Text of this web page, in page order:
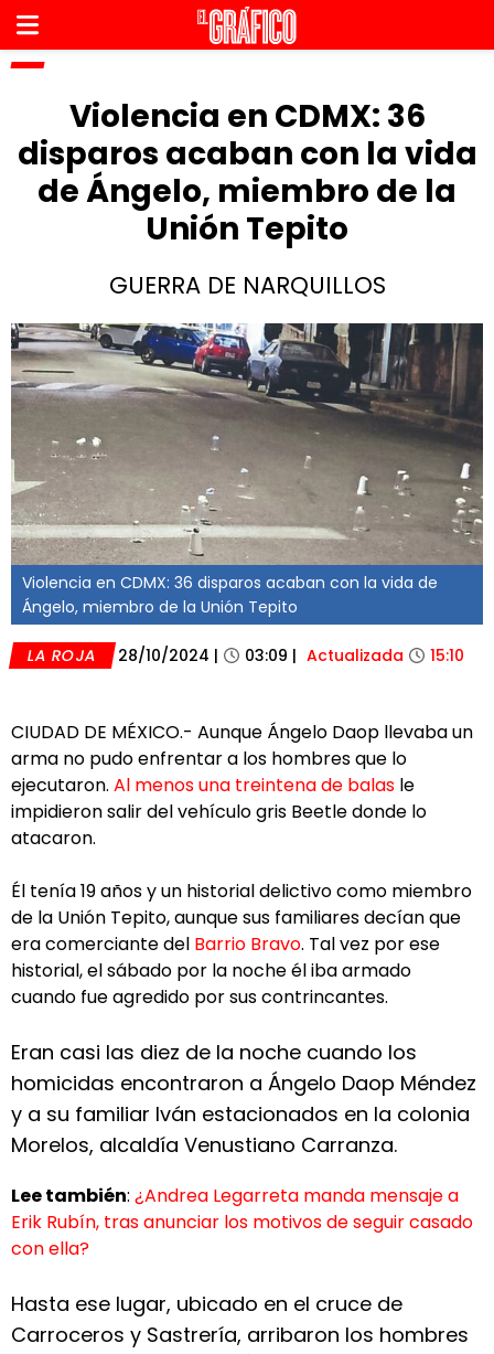
Violencia en CDMX: 36
disparos acaban con la vida
de Ángelo, miembro de la
Unión Tepito
GUERRA DE NARQUILLOS
Violencia en CDMX: 36 disparos acaban con la vida de
Ángelo, miembro de la Unión Tepito
LA ROJA 28/10/2024 | 03:09 | Actualizada 15:10
CIUDAD DE MÉXICO.- Aunque Ángelo Daop llevaba un
arma no pudo enfrentar a los hombres que lo
ejecutaron. Al menos una treintena de balas le
impidieron salir del vehículo gris Beetle donde lo
atacaron.
Él tenía 19 años y un historial delictivo como miembro
de la Unión Tepito, aunque sus familiares decían que
era comerciante del Barrio Bravo. Tal vez por ese
historial, el sábado por la noche él iba armado
cuando fue agredido por sus contrincantes.
Eran casi las diez de la noche cuando los
homicidas encontraron a Ángelo Daop Méndez
y a su familiar Iván estacionados en la colonia
Morelos, alcaldía Venustiano Carranza.
Lee también: ¿Andrea Legarreta manda mensaje a
Erik Rubín, tras anunciar los motivos de seguir casado
con ella?
Hasta ese lugar, ubicado en el cruce de
Carroceros y Sastrería, arribaron los hombres